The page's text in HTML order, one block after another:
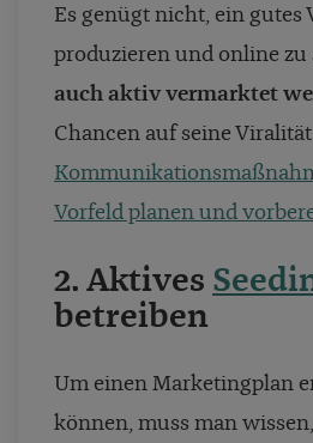
Es genügt nicht, ein gutes
produzieren und online zu
auch aktiv vermarktet
Chancen auf seine
Vorfeld planen und
2. Aktives
betreiben
Um einen Marketingplan
können, muss man